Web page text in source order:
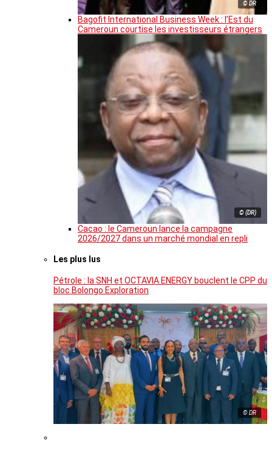
© DR
Bagofit International Business Week : l’Est du
Cameroun courtise les investisseurs étrangers
© (DR)
Cacao : le Cameroun lance la campagne
2026/2027 dans un marché mondial en repli
Les plus lus
Pétrole : la SNH et OCTAVIA ENERGY bouclent le CPP du
bloc Bolongo Exploration
© DR